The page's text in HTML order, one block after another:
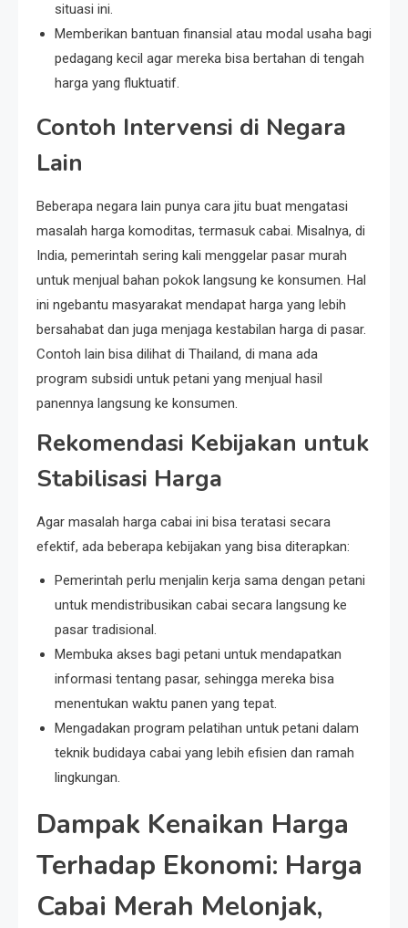
situasi ini.
Memberikan bantuan finansial atau modal usaha bagi
pedagang kecil agar mereka bisa bertahan di tengah
harga yang fluktuatif.
Contoh Intervensi di Negara
Lain
Beberapa negara lain punya cara jitu buat mengatasi
masalah harga komoditas, termasuk cabai. Misalnya, di
India, pemerintah sering kali menggelar pasar murah
untuk menjual bahan pokok langsung ke konsumen. Hal
ini ngebantu masyarakat mendapat harga yang lebih
bersahabat dan juga menjaga kestabilan harga di pasar.
Contoh lain bisa dilihat di Thailand, di mana ada
program subsidi untuk petani yang menjual hasil
panennya langsung ke konsumen.
Rekomendasi Kebijakan untuk
Stabilisasi Harga
Agar masalah harga cabai ini bisa teratasi secara
efektif, ada beberapa kebijakan yang bisa diterapkan:
Pemerintah perlu menjalin kerja sama dengan petani
untuk mendistribusikan cabai secara langsung ke
pasar tradisional.
Membuka akses bagi petani untuk mendapatkan
informasi tentang pasar, sehingga mereka bisa
menentukan waktu panen yang tepat.
Mengadakan program pelatihan untuk petani dalam
teknik budidaya cabai yang lebih efisien dan ramah
lingkungan.
Dampak Kenaikan Harga
Terhadap Ekonomi: Harga
Cabai Merah Melonjak,